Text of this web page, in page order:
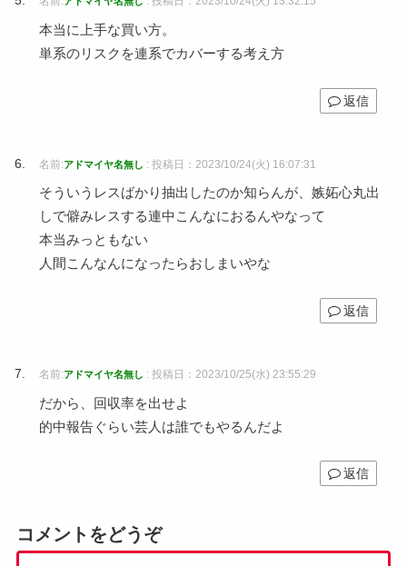
本当に上手な買い方。
単系のリスクを連系でカバーする考え方
返信
名前:アドマイヤ名無し : 投稿日：2023/10/24(火) 16:07:31
そういうレスばかり抽出したのか知らんが、嫉妬心丸出
しで僻みレスする連中こんなにおるんやなって
本当みっともない
人間こんなんになったらおしまいやな
返信
名前:アドマイヤ名無し : 投稿日：2023/10/25(水) 23:55:29
だから、回収率を出せよ
的中報告ぐらい芸人は誰でもやるんだよ
返信
コメントをどうぞ